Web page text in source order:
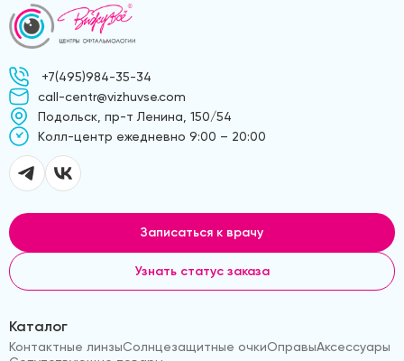
+7(495)984-35-34
call-centr@vizhuvse.com
Подольск, пр-т Ленина, 150/54
Kолл-центр ежедневно 9:00 – 20:00
Записаться к врачу
Узнать статус заказа
Каталог
Контактные линзыСолнцезащитные очкиОправыАксессуары